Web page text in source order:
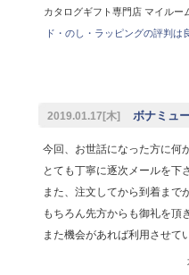
カタログギフト専門店 マイル
ド・のし・ラッピングの評判は
2019.01.17[木] ボナミュ
今回、お世話になった方に何
とても丁寧に逐次メールを下
また、注文してから到着まで
もちろん先方からも御礼を頂
また機会があれば利用させて